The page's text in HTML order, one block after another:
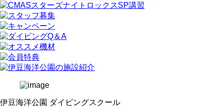
伊豆海洋公園 ダイビングスクール